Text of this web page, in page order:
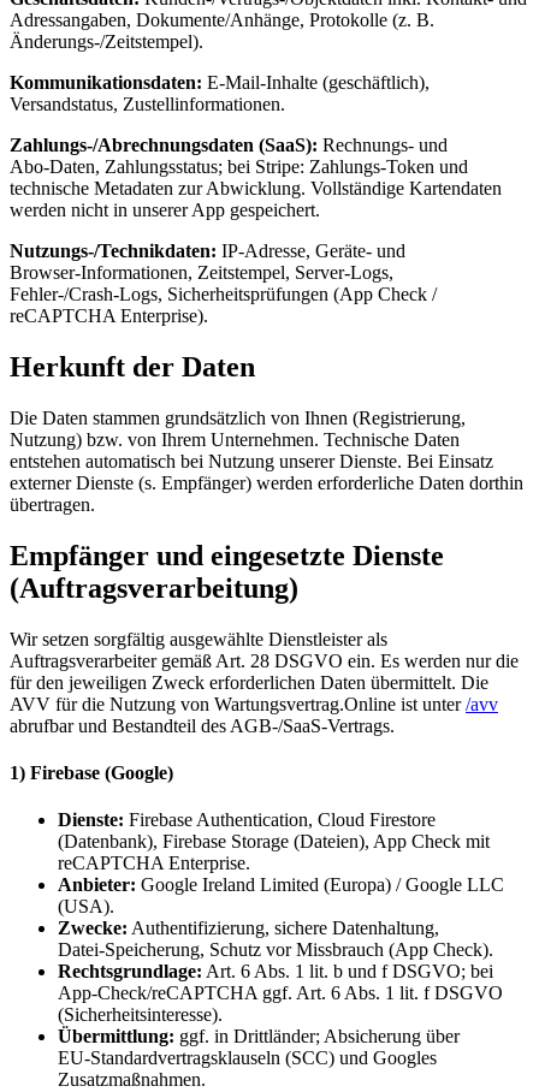
Adressangaben, Dokumente/Anhänge, Protokolle (z. B.
Änderungs‑/Zeitstempel).
Kommunikationsdaten: E‑Mail‑Inhalte (geschäftlich),
Versandstatus, Zustellinformationen.
Zahlungs‑/Abrechnungsdaten (SaaS): Rechnungs‑ und
Abo‑Daten, Zahlungsstatus; bei Stripe: Zahlungs‑Token und
technische Metadaten zur Abwicklung. Vollständige Kartendaten
werden nicht in unserer App gespeichert.
Nutzungs‑/Technikdaten: IP‑Adresse, Geräte‑ und
Browser‑Informationen, Zeitstempel, Server‑Logs,
Fehler‑/Crash‑Logs, Sicherheitsprüfungen (App Check /
reCAPTCHA Enterprise).
Herkunft der Daten
Die Daten stammen grundsätzlich von Ihnen (Registrierung,
Nutzung) bzw. von Ihrem Unternehmen. Technische Daten
entstehen automatisch bei Nutzung unserer Dienste. Bei Einsatz
externer Dienste (s. Empfänger) werden erforderliche Daten dorthin
übertragen.
Empfänger und eingesetzte Dienste
(Auftragsverarbeitung)
Wir setzen sorgfältig ausgewählte Dienstleister als
Auftragsverarbeiter gemäß Art. 28 DSGVO ein. Es werden nur die
für den jeweiligen Zweck erforderlichen Daten übermittelt. Die
AVV für die Nutzung von Wartungsvertrag.Online ist unter/avv
abrufbar und Bestandteil des AGB-/SaaS-Vertrags.
1) Firebase (Google)
Dienste: Firebase Authentication, Cloud Firestore
(Datenbank), Firebase Storage (Dateien), App Check mit
reCAPTCHA Enterprise.
Anbieter: Google Ireland Limited (Europa) / Google LLC
(USA).
Zwecke: Authentifizierung, sichere Datenhaltung,
Datei‑Speicherung, Schutz vor Missbrauch (App Check).
Rechtsgrundlage: Art. 6 Abs. 1 lit. b und f DSGVO; bei
App‑Check/reCAPTCHA ggf. Art. 6 Abs. 1 lit. f DSGVO
(Sicherheitsinteresse).
Übermittlung: ggf. in Drittländer; Absicherung über
EU‑Standardvertragsklauseln (SCC) und Googles
Zusatzmaßnahmen.